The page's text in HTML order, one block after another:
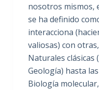
nosotros mismos,
se ha definido
interacciona
valiosas) con
Naturales clásicas
Geología) hasta
Biología